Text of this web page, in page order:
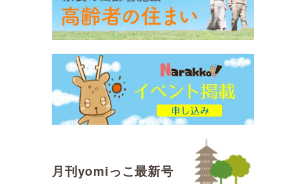
月刊yomiっこ最新号